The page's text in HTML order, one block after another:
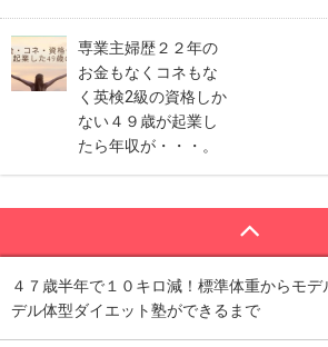
専業主婦歴２２年の
お金もなくコネもな
く英検2級の資格しか
ない４９歳が起業し
たら年収が・・・。
４７歳半年で１０キロ減！標準体重からモ
デル体型ダイエット塾ができるまで